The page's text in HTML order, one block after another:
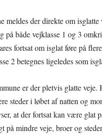
meldes der direkte om isglatte
på både vejklasse 1 og 3
fortsat om isglat føre på flere
2 betegnes ligeledes som
er der pletvis glatte veje.
steder i løbet af natten og
at der fortsat kan være glat
mindre veje, broer og